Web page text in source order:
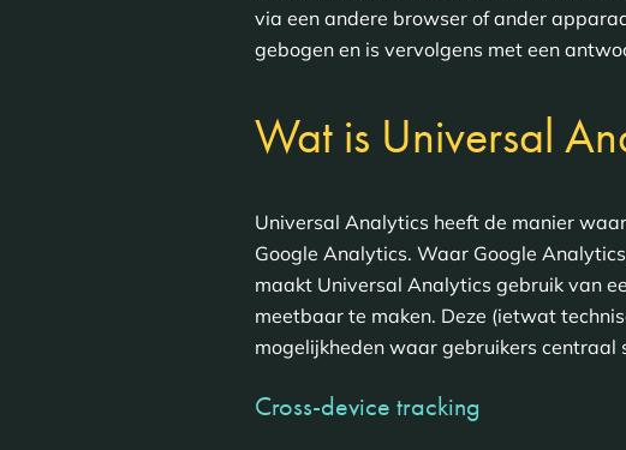
via een andere browser of ander
gebogen en is vervolgens met een
Wat is Universal
Universal Analytics heeft de manier
Google Analytics. Waar Google
maakt Universal Analytics gebruik van
meetbaar te maken. Deze (ietwat
mogelijkheden waar gebruikers centraal
Cross-device tracking